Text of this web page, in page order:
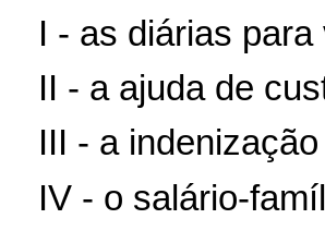
I - as diárias para
II - a ajuda de
III - a
IV - o salário-